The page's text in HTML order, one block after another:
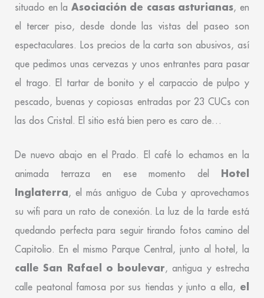
situado en la Asociación de casas asturianas, en
el tercer piso, desde donde las vistas del paseo son
espectaculares. Los precios de la carta son abusivos, así
que pedimos unas cervezas y unos entrantes para pasar
el trago. El tartar de bonito y el carpaccio de pulpo y
pescado, buenas y copiosas entradas por 23 CUCs con
las dos Cristal. El sitio está bien pero es caro de…
De nuevo abajo en el Prado. El café lo echamos en la
animada terraza en ese momento del Hotel
Inglaterra, el más antiguo de Cuba y aprovechamos
su wifi para un rato de conexión. La luz de la tarde está
quedando perfecta para seguir tirando fotos camino del
Capitolio. En el mismo Parque Central, junto al hotel, la
calle San Rafael o boulevar, antigua y estrecha
calle peatonal famosa por sus tiendas y junto a ella, el